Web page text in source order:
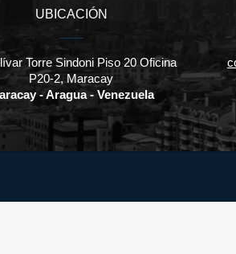
UBICACIÓN
Torre Sindoni Piso 20 Oficina
P20-2, Maracay
- Aragua - Venezuela